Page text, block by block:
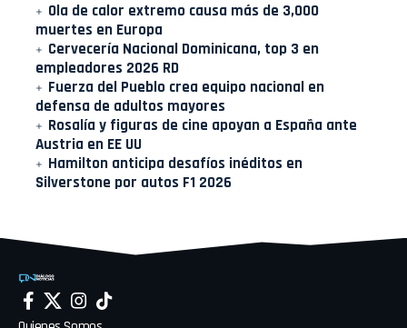
Ola de calor extremo causa más de 3,000
muertes en Europa
Cervecería Nacional Dominicana, top 3 en
empleadores 2026 RD
Fuerza del Pueblo crea equipo nacional en
defensa de adultos mayores
Rosalía y figuras de cine apoyan a España ante
Austria en EE UU
Hamilton anticipa desafíos inéditos en
Silverstone por autos F1 2026